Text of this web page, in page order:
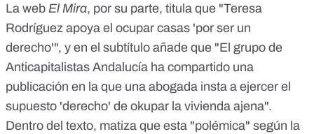
La web El Mira, por su parte, titula que "Teresa
Rodríguez apoya el ocupar casas 'por ser un
derecho'", y en el subtítulo añade que "El grupo de
Anticapitalistas Andalucía ha compartido una
publicación en la que una abogada insta a ejercer el
supuesto 'derecho' de okupar la vivienda ajena".
Dentro del texto, matiza que esta "polémica" según la